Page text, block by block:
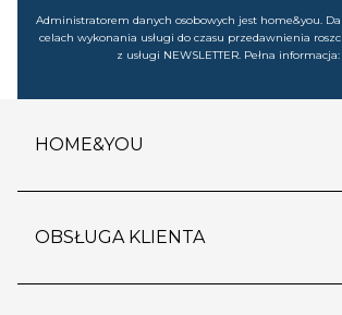
Administratorem danych osobowych jest home&you.
celach wykonania usługi do czasu przedawnienia
z usługi NEWSLETTER. Pełna informacja:
HOME&YOU
o firmie
OBSŁUGA KLIENTA